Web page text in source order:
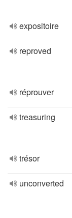
expositoire
reproved
réprouver
treasuring
trésor
unconverted